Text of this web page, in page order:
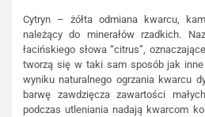
Cytryn – żółta odmiana kwarcu,
należący do minerałów rzadkich.
łacińskiego słowa “citrus”,
tworzą się w taki sam sposób jak
wyniku naturalnego ogrzania kwarcu
barwę zawdzięcza zawartości
podczas utleniania nadają kwarcom